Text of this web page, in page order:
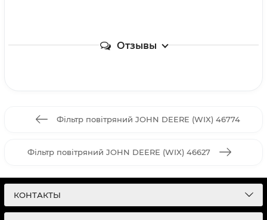
Отзывы
Фільтр повітряний JOHN DEERE (WIX) 46774
Фільтр повітряний JOHN DEERE (WIX) 46627
КОНТАКТЫ